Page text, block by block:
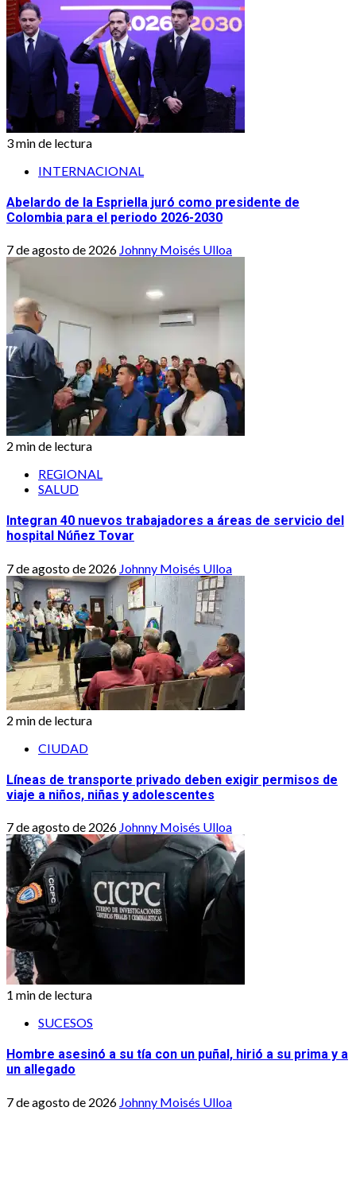
3 min de lectura
INTERNACIONAL
Abelardo de la Espriella juró como presidente de
Colombia para el periodo 2026-2030
7 de agosto de 2026 Johnny Moisés Ulloa
2 min de lectura
REGIONAL
SALUD
Integran 40 nuevos trabajadores a áreas de servicio del
hospital Núñez Tovar
7 de agosto de 2026 Johnny Moisés Ulloa
2 min de lectura
CIUDAD
Líneas de transporte privado deben exigir permisos de
viaje a niños, niñas y adolescentes
7 de agosto de 2026 Johnny Moisés Ulloa
1 min de lectura
SUCESOS
Hombre asesinó a su tía con un puñal, hirió a su prima y a
un allegado
7 de agosto de 2026 Johnny Moisés Ulloa